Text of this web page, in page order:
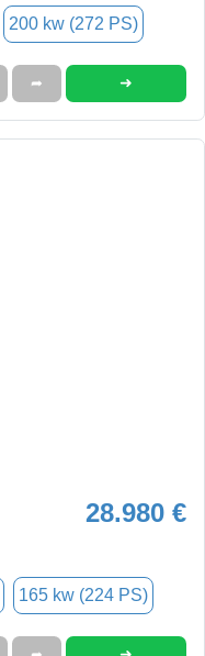
200 kw (272 PS)
➦ ➜
28.980 €
165 kw (224 PS)